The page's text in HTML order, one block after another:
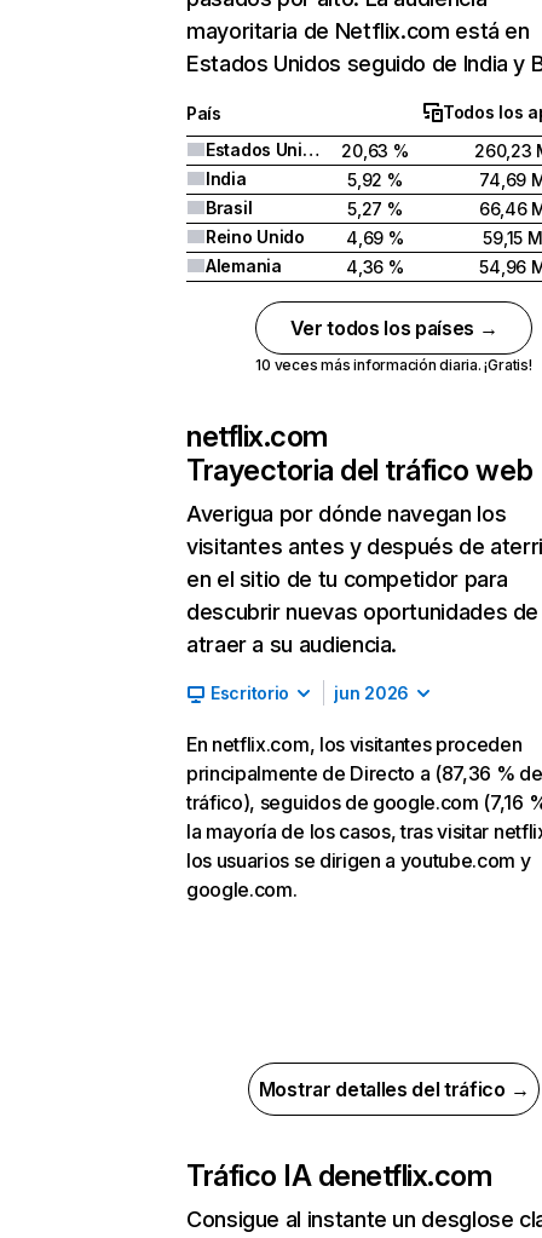
mayoritaria de Netflix.com está en
Estados Unidos seguido de India y
País
Todos los
Estados Unidos
20,63 %
260,23
India
5,92 %
74,69
Brasil
5,27 %
66,46
Reino Unido
4,69 %
59,15 M
Alemania
4,36 % 54,96
Ver todos los países →
10 veces más información diaria. ¡Gratis!
netflix.com
Trayectoria del tráfico web
Averigua por dónde navegan los
visitantes antes y después de
en el sitio de tu competidor para
descubrir nuevas oportunidades de
atraer a su audiencia.
Escritorio jun 2026
En netflix.com, los visitantes proceden
principalmente de Directo a (87,36 % de
tráfico), seguidos de google.com (7,16
la mayoría de los casos, tras visitar
los usuarios se dirigen a youtube.com y
google.com.
Mostrar detalles del tráfico →
Tráfico IA denetflix.com
Consigue al instante un desglose